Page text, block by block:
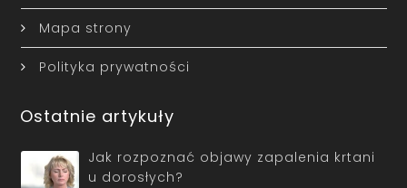
Mapa strony
Polityka prywatności
Ostatnie artykuły
Jak rozpoznać objawy zapalenia krtani
u dorosłych?